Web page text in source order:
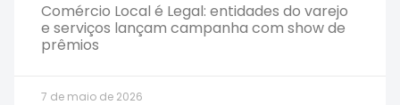
Comércio Local é Legal: entidades do varejo
e serviços lançam campanha com show de
prêmios
7 de maio de 2026